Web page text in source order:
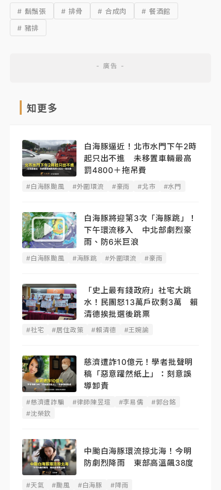
# 鬍鬚張 # 排骨 # 合成肉
# 餐酒館
# 豬排
知更多
白海豚逼近！北市水門下午2時
起只出不進 未移置車輛最高
罰4800＋拖吊費
#白海豚颱風 #外圍環流 #豪雨 #北市 #水門
白海豚將迎第3次「海豚跳」！
下午環流移入 中北部劇烈豪
雨、防6米巨浪
#白海豚颱風 #海豚跳 #外圍環流 #豪雨
「史上最有錢政府」社宅大跳
水！民團怒13萬戶砍剩3萬 賴
清德挨批選後跳票
#社宅 #居住政策 #賴清德 #王婉諭
慈濟遭詐10億元！學者批聲明
稿「惡意躍然紙上」：刻意誤
導卸責
#慈濟遭詐騙 #律師陳昱瑄 #李易儒
#郭台銘
#沈榮欽
中颱白海豚環流掠北海！今明
防劇烈降雨 東部高溫飆38度
#天氣 #颱風 #白海豚 #降雨